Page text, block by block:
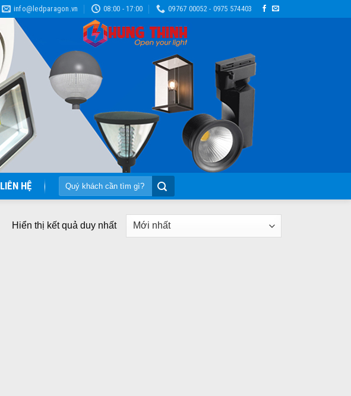
info@ledparagon.vn 08:00 - 17:00 09767 00052 - 0975 574403
LIÊN HỆ
Tìm
kiếm:
Hiển thị kết quả duy nhất